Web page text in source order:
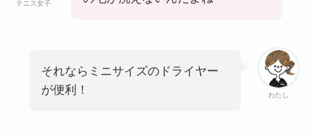
テニス女子
わたし
それならミニサイズのドライヤー
が便利！